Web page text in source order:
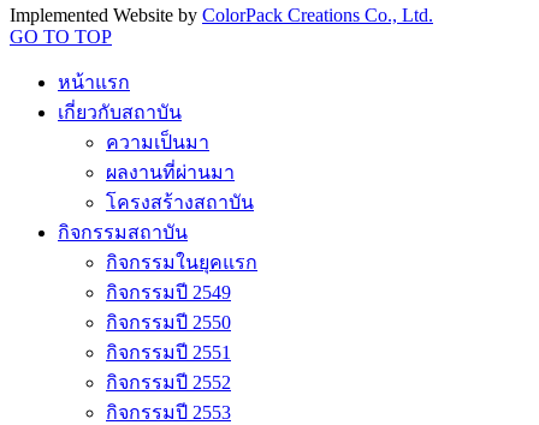
Implemented Website by ColorPack Creations Co., Ltd.
GO TO TOP
หน้าแรก
เกี่ยวกับสถาบัน
ความเป็นมา
ผลงานที่ผ่านมา
โครงสร้างสถาบัน
กิจกรรมสถาบัน
กิจกรรมในยุคแรก
กิจกรรมปี 2549
กิจกรรมปี 2550
กิจกรรมปี 2551
กิจกรรมปี 2552
กิจกรรมปี 2553